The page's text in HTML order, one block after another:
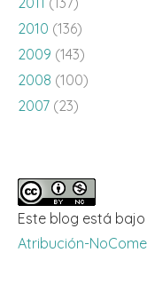
2010 (136)
2009 (143)
2008 (100)
2007 (23)
Este blog está
Atribución-